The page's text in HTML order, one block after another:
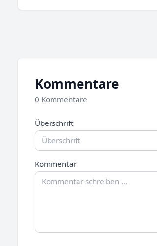
Kommentare
0 Kommentare
Überschrift
Kommentar